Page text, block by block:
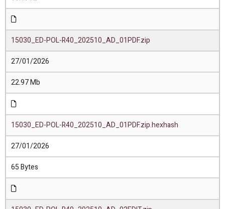
15030_ED-POL-R40_202510_AD_01PDF.zip
27/01/2026
22.97 Mb
15030_ED-POL-R40_202510_AD_01PDF.zip.hexhash
27/01/2026
65 Bytes